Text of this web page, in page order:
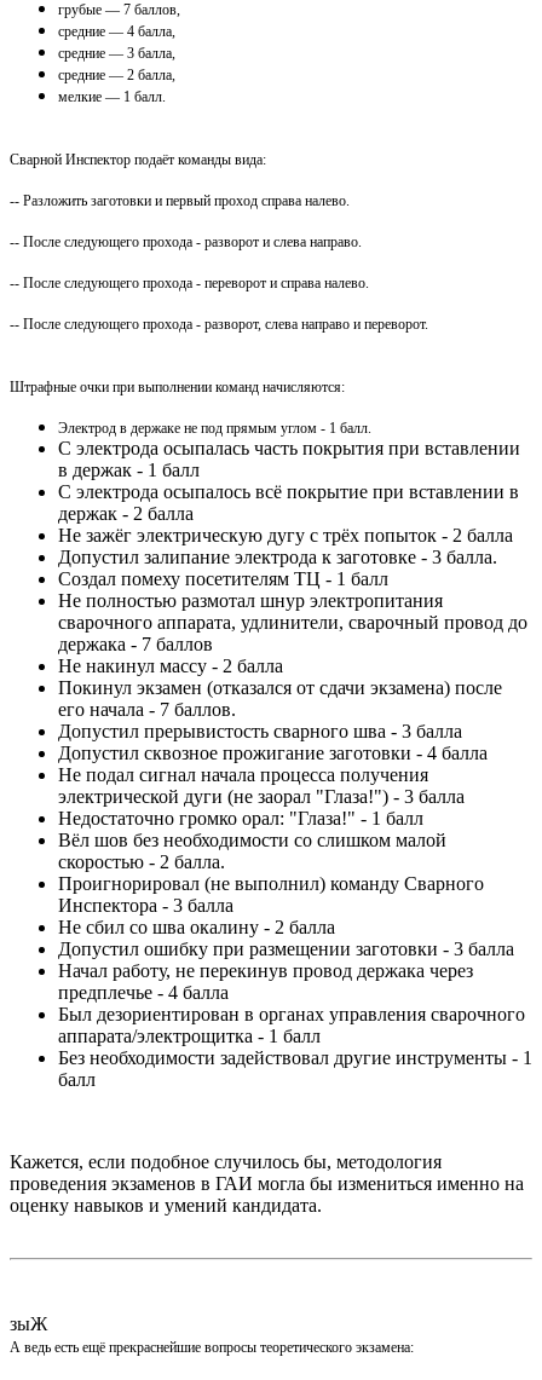
грубые — 7 баллов,
средние — 4 балла,
средние — 3 балла,
средние — 2 балла,
мелкие — 1 балл.
Сварной Инспектор подаёт команды вида:
-- Разложить заготовки и первый проход справа налево.
-- После следующего прохода - разворот и слева направо.
-- После следующего прохода - переворот и справа налево.
-- После следующего прохода - разворот, слева направо и переворот.
Штрафные очки при выполнении команд начисляются:
Электрод в держаке не под прямым углом - 1 балл.
С электрода осыпалась часть покрытия при вставлении
в держак - 1 балл
С электрода осыпалось всё покрытие при вставлении в
держак - 2 балла
Не зажёг электрическую дугу с трёх попыток - 2 балла
Допустил залипание электрода к заготовке - 3 балла.
Создал помеху посетителям ТЦ - 1 балл
Не полностью размотал шнур электропитания
сварочного аппарата, удлинители, сварочный провод до
держака - 7 баллов
Не накинул массу - 2 балла
Покинул экзамен (отказался от сдачи экзамена) после
его начала - 7 баллов.
Допустил прерывистость сварного шва - 3 балла
Допустил сквозное прожигание заготовки - 4 балла
Не подал сигнал начала процесса получения
электрической дуги (не заорал "Глаза!") - 3 балла
Недостаточно громко орал: "Глаза!" - 1 балл
Вёл шов без необходимости со слишком малой
скоростью - 2 балла.
Проигнорировал (не выполнил) команду Сварного
Инспектора - 3 балла
Не сбил со шва окалину - 2 балла
Допустил ошибку при размещении заготовки - 3 балла
Начал работу, не перекинув провод держака через
предплечье - 4 балла
Был дезориентирован в органах управления сварочного
аппарата/электрощитка - 1 балл
Без необходимости задействовал другие инструменты - 1
балл
Кажется, если подобное случилось бы, методология
проведения экзаменов в ГАИ могла бы измениться именно на
оценку навыков и умений кандидата.
зыЖ
А ведь есть ещё прекраснейшие вопросы теоретического экзамена: